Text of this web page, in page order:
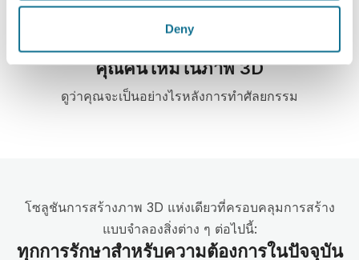
Deny
คุณคนใหม่ในภาพ 3D
ดูว่าคุณจะเป็นอย่างไรหลังการทำศัลยกรรม
โซลูชันการสร้างภาพ 3D แห่งเดียวที่ครอบคลุมการสร้าง
แบบจำลองสิ่งต่าง ๆ ต่อไปนี้:
ทุกการรักษาสำหรับความต้องการในปัจจุบัน